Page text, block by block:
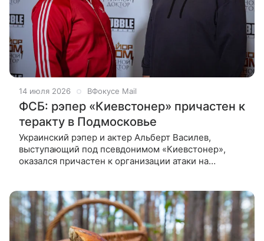
14 июля 2026 ВФокусе Mail
ФСБ: рэпер «Киевстонер» причастен к
теракту в Подмосковье
Украинский рэпер и актер Альберт Василев,
выступающий под псевдонимом «Киевстонер»,
оказался причастен к организации атаки на